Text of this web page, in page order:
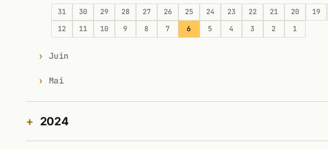
31 30 29 28 27 26 25 24 23 22 21 20 19
12
11 10 9 8 7 6 5 4 3 2 1
Juin
Mai
2024